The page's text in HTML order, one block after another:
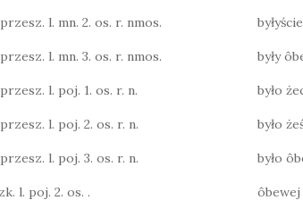
l. mn. 2. os. r. nmos.
l. mn. 3. os. r. nmos. były
l. poj. 1. os. r. n. było
l. poj. 2. os. r. n. było
l. poj. 3. os. r. n. było
l. poj. 2. os. . ôbewej